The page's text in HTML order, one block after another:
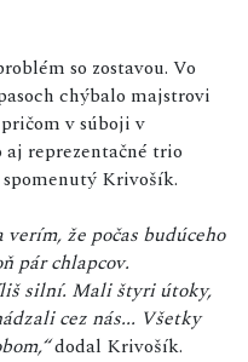
so zostavou. Vo
chýbalo majstrovi
v súboji v
reprezentačné trio
spomenutý Krivošík.
že počas budúceho
pár chlapcov.
silní. Mali štyri útoky,
cez nás... Všetky
dodal Krivošík.